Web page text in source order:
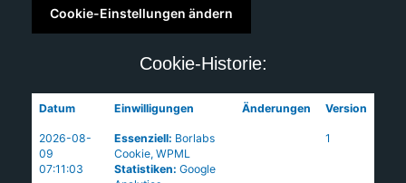
Cookie-Einstellungen ändern
Cookie-Historie:
Datum Einwilligungen Änderungen Version
2026-08-
09
07:11:03
Essenziell: Borlabs
Cookie, WPML
Statistiken: Google
1